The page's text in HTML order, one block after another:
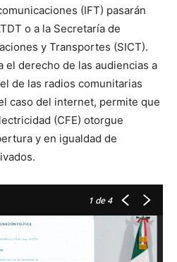
(IFT) pasarán
o a la Secretaría de
y Transportes (SICT).
el derecho de las audiencias a
de las radios comunitarias
caso del internet, permite que
(CFE) otorgue
y en igualdad de
1 de 4